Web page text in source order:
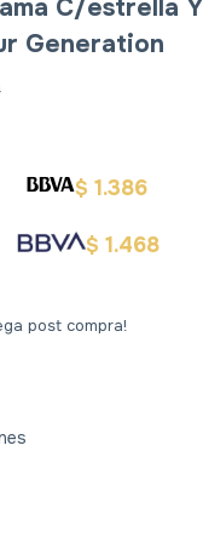
C/estrella Y
Generation
$ 1.386
$ 1.468
post compra!